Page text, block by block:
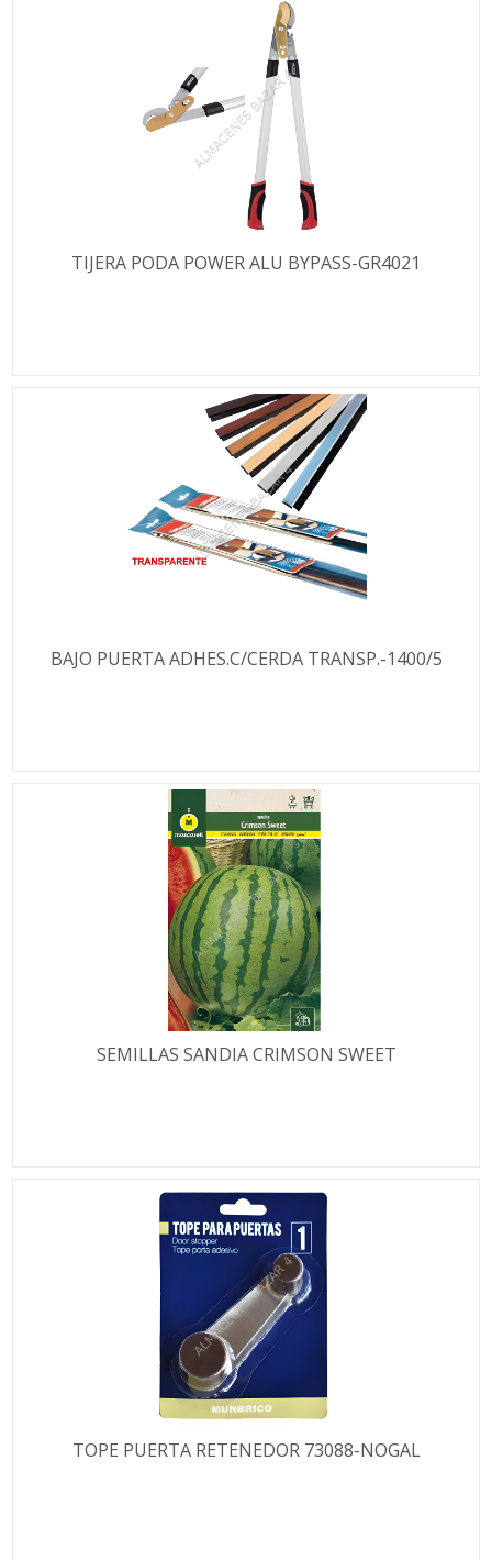
TIJERA PODA POWER ALU BYPASS-GR4021
BAJO PUERTA ADHES.C/CERDA TRANSP.-1400/5
SEMILLAS SANDIA CRIMSON SWEET
TOPE PUERTA RETENEDOR 73088-NOGAL